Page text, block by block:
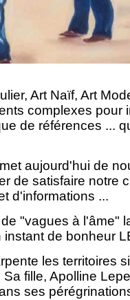
Art Naïf, Art
complexes pour
de références ...
aujourd'hui de
de satisfaire notre
d'informations ...
"vagues à l'âme"
de bonheur
les territoires
fille, Apolline
ses